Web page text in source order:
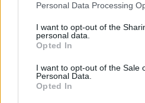
negar su consentimiento. Tenga
de su consentimiento, pero usted
rechazar tal procesamiento. Sus
cualquier momento entrando de
visitando nuestra política de
Personal Data Processing
I want to opt-out of the
personal data.
Opted In
I want to opt-out of the Sale
Personal Data.
Opted In